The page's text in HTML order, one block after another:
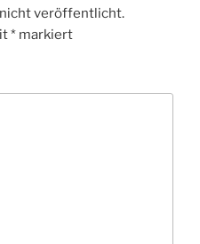
veröffentlicht.
* markiert